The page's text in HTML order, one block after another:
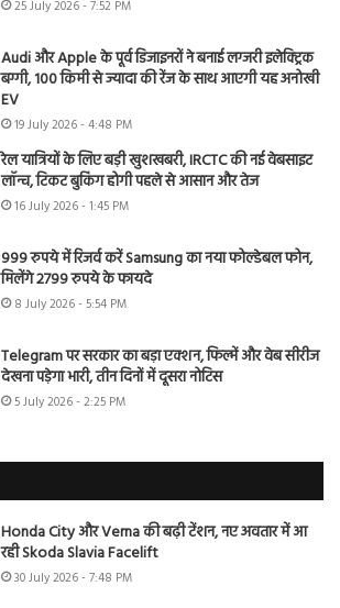
25 July 2026 - 7:52 PM
Audi और Apple के पूर्व डिजाइनरों ने बनाई लग्जरी इलेक्ट्रिक
बग्गी, 100 किमी से ज्यादा की रेंज के साथ आएगी यह अनोखी
EV
19 July 2026 - 4:48 PM
रेल यात्रियों के लिए बड़ी खुशखबरी, IRCTC की नई वेबसाइट
लॉन्च, टिकट बुकिंग होगी पहले से आसान और तेज
16 July 2026 - 1:45 PM
999 रुपये में रिजर्व करें Samsung का नया फोल्डेबल फोन,
मिलेंगे 2799 रुपये के फायदे
8 July 2026 - 5:54 PM
Telegram पर सरकार का बड़ा एक्शन, फिल्में और वेब सीरीज
देखना पड़ेगा भारी, तीन दिनों में दूसरा नोटिस
5 July 2026 - 2:25 PM
Honda City और Verna की बढ़ी टेंशन, नए अवतार में आ
रही Skoda Slavia Facelift
30 July 2026 - 7:48 PM